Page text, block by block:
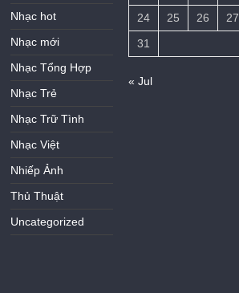
Nhạc hot
Nhạc mới
Nhạc Tổng Hợp
Nhạc Trẻ
Nhạc Trữ Tình
Nhạc Việt
Nhiếp Ảnh
Thủ Thuật
Uncategorized
24
25 26 27
31
« Jul